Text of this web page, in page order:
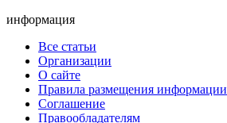
информация
Все статьи
Организации
О сайте
Правила размещения информации
Соглашение
Правообладателям